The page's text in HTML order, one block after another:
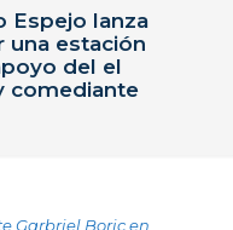
Espejo lanza
una estación
del el
comediante
Garbriel Boric en